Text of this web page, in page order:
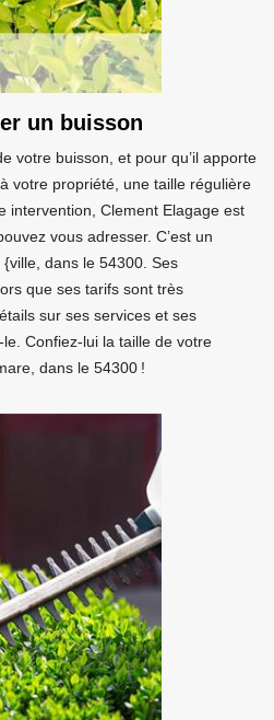
un buisson
votre buisson, et pour qu’il apporte
votre propriété, une taille régulière
intervention, Clement Elagage est
vous adresser. C’est un
dans le 54300. Ses
que ses tarifs sont très
sur ses services et ses
Confiez-lui la taille de votre
dans le 54300 !